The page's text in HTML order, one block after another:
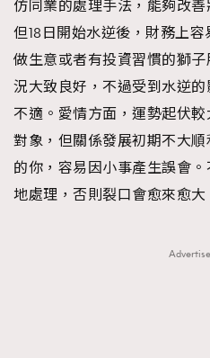
AFrenchMind
EmpowerF
仿同業的處理手法，能夠改
但18日開始水逆後，財務上
做生意或者有投資習慣的獅
況大致良好，不過受到水逆
不適。愛情方面，運勢起伏
對象，但關係發展初期不大
的你，容易因小事產生誤會
地處理，否則裂口會愈來愈大